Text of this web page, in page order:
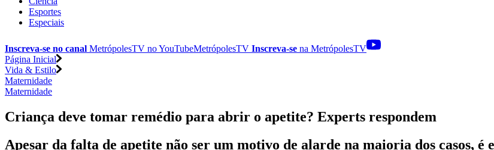
Esportes
Especiais
Inscreva-se no canal MetrópolesTV noYouTubeMetrópolesTV Inscreva-se na MetrópolesTV
Página Inicial
Vida & Estilo
Maternidade
Maternidade
Criança deve tomar remédio para abrir o apetite? Experts respondem
Apesar da falta de apetite não ser um motivo de alarde na maioria dos casos, é